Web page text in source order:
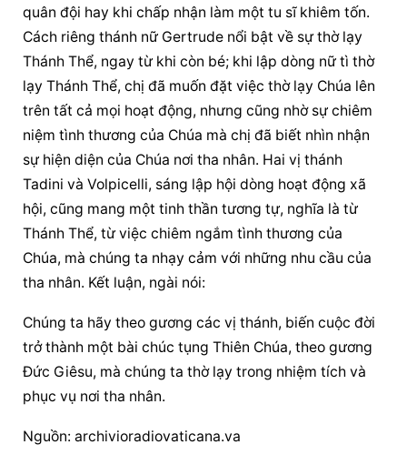
quân đội hay khi chấp nhận làm một tu sĩ khiêm tốn.
Cách riêng thánh nữ Gertrude nổi bật về sự thờ lạy
Thánh Thể, ngay từ khi còn bé; khi lập dòng nữ tì thờ
lạy Thánh Thể, chị đã muốn đặt việc thờ lạy Chúa lên
trên tất cả mọi hoạt động, nhưng cũng nhờ sự chiêm
niệm tình thương của Chúa mà chị đã biết nhìn nhận
sự hiện diện của Chúa nơi tha nhân. Hai vị thánh
Tadini và Volpicelli, sáng lập hội dòng hoạt động xã
hội, cũng mang một tinh thần tương tự, nghĩa là từ
Thánh Thể, từ việc chiêm ngắm tình thương của
Chúa, mà chúng ta nhạy cảm với những nhu cầu của
tha nhân. Kết luận, ngài nói:
Chúng ta hãy theo gương các vị thánh, biến cuộc đời
trở thành một bài chúc tụng Thiên Chúa, theo gương
Đức Giêsu, mà chúng ta thờ lạy trong nhiệm tích và
phục vụ nơi tha nhân.
Nguồn: archivioradiovaticana.va